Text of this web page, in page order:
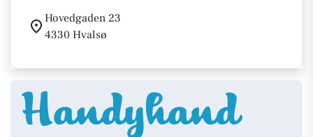
Hovedgaden 23
4330 Hvalsø